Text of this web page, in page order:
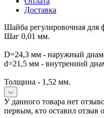
Доставка
Шайба регулировочная для
Шаг 0,01 мм.
D=24,3 мм - наружный
d=21,5 мм - внутренний
Толщина - 1,52 мм.
У данного товара нет
первым, кто оставил отзыв